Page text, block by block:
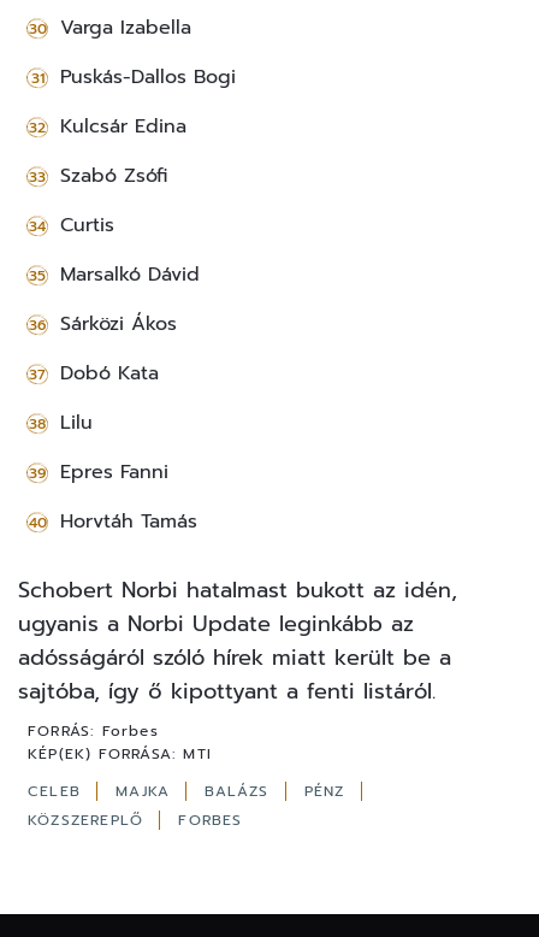
Varga Izabella
Puskás-Dallos Bogi
Kulcsár Edina
Szabó Zsófi
Curtis
Marsalkó Dávid
Sárközi Ákos
Dobó Kata
Lilu
Epres Fanni
Horvtáh Tamás
Schobert Norbi hatalmast bukott az idén,
ugyanis a Norbi Update leginkább az
adósságáról szóló hírek miatt került be a
sajtóba, így ő kipottyant a fenti listáról.
FORRÁS: Forbes
KÉP(EK) FORRÁSA: MTI
CELEB
MAJKA BALÁZS
PÉNZ
KÖZSZEREPLŐ
FORBES